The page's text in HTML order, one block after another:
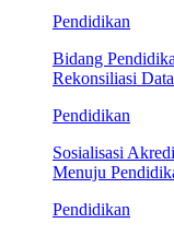
Pendidikan
Bidang
Rekonsiliasi
Pendidikan
Sosialisasi
Menuju
Pendidikan